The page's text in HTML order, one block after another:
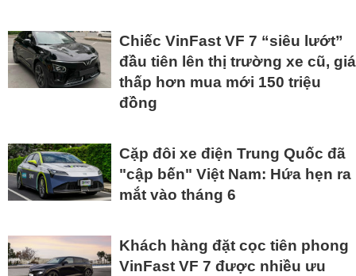
Chiếc VinFast VF 7 “siêu lướt”
đầu tiên lên thị trường xe cũ, giá
thấp hơn mua mới 150 triệu
đồng
Cặp đôi xe điện Trung Quốc đã
"cập bến" Việt Nam: Hứa hẹn ra
mắt vào tháng 6
Khách hàng đặt cọc tiên phong
VinFast VF 7 được nhiều ưu